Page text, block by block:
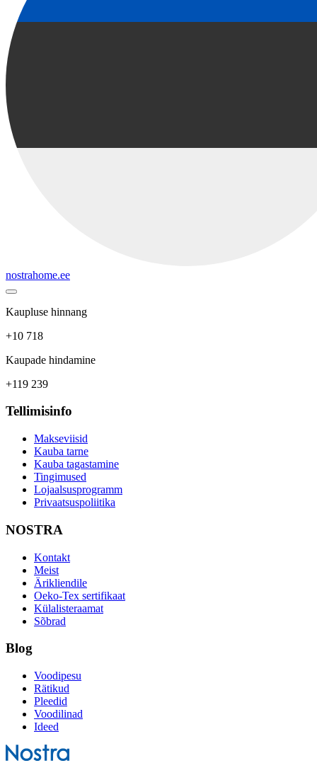
nostrahome.ee
Kaupluse hinnang
+10 718
Kaupade hindamine
+119 239
Tellimisinfo
Makseviisid
Kauba tarne
Kauba tagastamine
Tingimused
Lojaalsusprogramm
Privaatsuspoliitika
NOSTRA
Kontakt
Meist
Ärikliendile
Oeko-Tex sertifikaat
Külalisteraamat
Sõbrad
Blog
Voodipesu
Rätikud
Pleedid
Voodilinad
Ideed